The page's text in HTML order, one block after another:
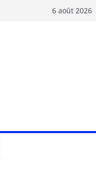
6 août 2026